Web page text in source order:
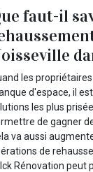
faut-il
les
d'espace, il
les plus
de gagner
va aussi
de
Rénovation